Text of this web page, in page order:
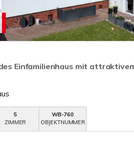
Einfamilienhaus mit attraktivem
5
ZIMMER
WB-760
OBJEKTNUMMER